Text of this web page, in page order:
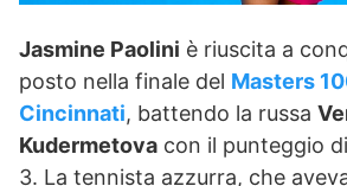
Jasmine Paolini è riuscita a
posto nella finale del Masters
Cincinnati, battendo la russa
Kudermetova con il punteggio
3. La tennista azzurra, che